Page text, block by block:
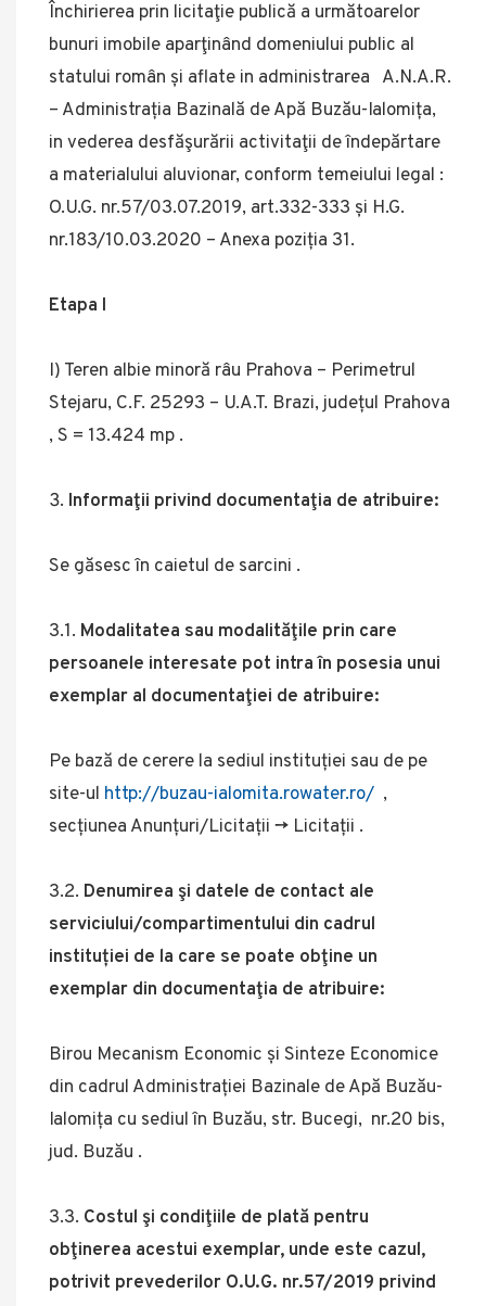
Închirierea prin licitaţie publică a următoarelor
bunuri imobile aparţinând domeniului public al
statului român și aflate in administrarea A.N.A.R.
– Administrația Bazinală de Apă Buzău-Ialomița,
in vederea desfăşurării activitaţii de îndepărtare
a materialului aluvionar, conform temeiului legal :
O.U.G. nr.57/03.07.2019, art.332-333 și H.G.
nr.183/10.03.2020 – Anexa poziția 31.
Etapa I
I) Teren albie minoră râu Prahova – Perimetrul
Stejaru, C.F. 25293 – U.A.T. Brazi, județul Prahova
, S = 13.424 mp .
Informaţii privind documentaţia de atribuire:
Se găsesc în caietul de sarcini .
3.1. Modalitatea sau modalităţile prin care
persoanele interesate pot intra în posesia unui
exemplar al documentaţiei de atribuire:
Pe bază de cerere la sediul instituției sau de pe
site-ul http://buzau-ialomita.rowater.ro/ ,
secțiunea Anunțuri/Licitații -> Licitații .
3.2. Denumirea şi datele de contact ale
serviciului/compartimentului din cadrul
instituției de la care se poate obţine un
exemplar din documentaţia de atribuire:
Birou Mecanism Economic și Sinteze Economice
din cadrul Administrației Bazinale de Apă Buzău-
Ialomița cu sediul în Buzău, str. Bucegi, nr.20 bis,
jud. Buzău .
3.3. Costul şi condiţiile de plată pentru
obţinerea acestui exemplar, unde este cazul,
potrivit prevederilor O.U.G. nr.57/2019 privind